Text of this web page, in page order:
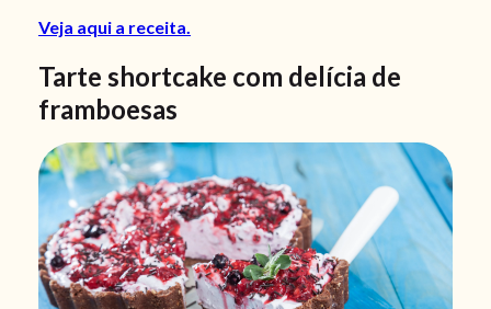
Veja aqui a receita.
Tarte shortcake com delícia de
framboesas